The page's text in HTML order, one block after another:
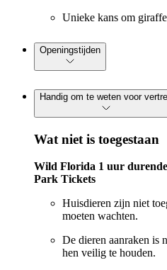
Unieke kans om
Openingstijden
Handig om te weten voor
Wat niet is toegestaan
Wild Florida 1 uur
Park Tickets
Huisdieren zijn niet
moeten wachten.
De dieren aanraken is
hen veilig te houden.